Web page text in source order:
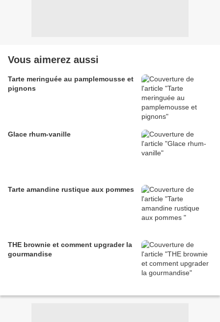
Vous aimerez aussi
Tarte meringuée au pamplemousse et
pignons
Glace rhum-vanille
Tarte amandine rustique aux pommes
THE brownie et comment upgrader la
gourmandise